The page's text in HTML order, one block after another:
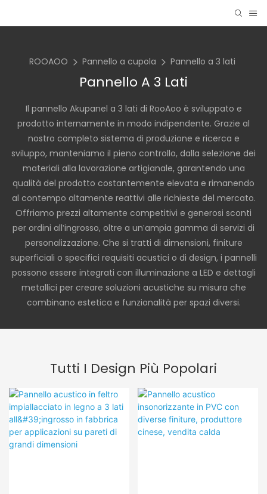
ROOAOO Pannello a cupola Pannello a 3 lati
Pannello A 3 Lati
Il pannello Akupanel a 3 lati di RooAoo è sviluppato e
prodotto internamente in modo indipendente. Grazie al
nostro completo sistema di produzione e ricerca e
sviluppo, manteniamo il pieno controllo, dalla selezione dei
materiali alla lavorazione artigianale, garantendo una
qualità del prodotto costantemente elevata e rimanendo
al contempo altamente reattivi alle richieste del mercato.
Offriamo prezzi altamente competitivi e generosi sconti
per ordini all'ingrosso, oltre a un'ampia gamma di servizi di
personalizzazione. Che si tratti di dimensioni, finiture
superficiali o specifici requisiti acustici o di design, i pannelli
possono essere integrati con illuminazione a LED e dettagli
metallici per creare soluzioni acustiche su misura che
combinano estetica e funzionalità per spazi diversi.
Tutti I Design Più Popolari